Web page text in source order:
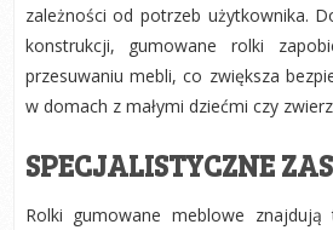
zależności od potrzeb użytkownika.
konstrukcji, gumowane rolki
przesuwaniu mebli, co zwiększa
w domach z małymi dziećmi czy
SPECJALISTYCZNE
Rolki gumowane meblowe